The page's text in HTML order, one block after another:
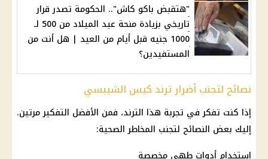
"هتقبض باكو كاش".. الحكومة تصدر قرار
تاريخي بزيادة منحة عيد الميلاد من 500 لـ
1000 جنيه قبل أيام من العيد | هل أنت من
المستفيدين؟
نصائح لتجنب أضرار ترند كيس الشيبسي
إذا كنت تفكر في تجربة هذا الترند، فمن الأفضل التفكير مرتين.
إليك بعض النصائح لتجنب المخاطر الصحية:
استخدام أدوات طهي مخصصة